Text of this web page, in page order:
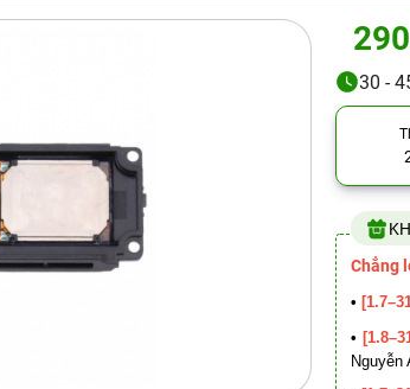
30 -
Chẳng
•
•
Nguyễn